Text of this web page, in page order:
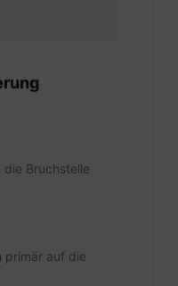
Bruchstelle
primär auf die